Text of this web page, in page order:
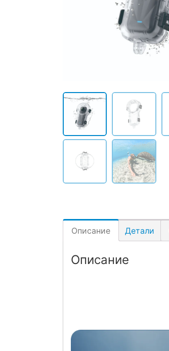
Описание Детали
Описание